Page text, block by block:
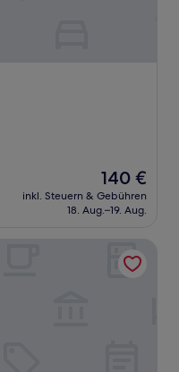
Der
Preis
beträgt
140 €
inkl. Steuern & Gebühren
18. Aug.–19. Aug.